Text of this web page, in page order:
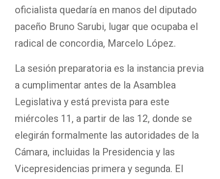
oficialista quedaría en manos del diputado
paceño Bruno Sarubi, lugar que ocupaba el
radical de concordia, Marcelo López.
La sesión preparatoria es la instancia previa
a cumplimentar antes de la Asamblea
Legislativa y está prevista para este
miércoles 11, a partir de las 12, donde se
elegirán formalmente las autoridades de la
Cámara, incluidas la Presidencia y las
Vicepresidencias primera y segunda. El